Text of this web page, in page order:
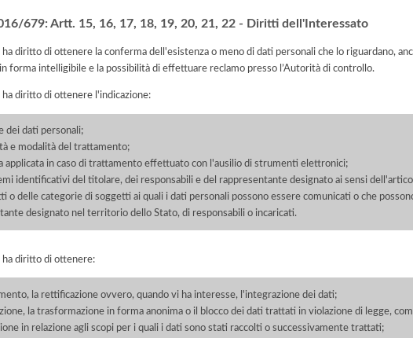
679: Artt. 15, 16, 17, 18, 19, 20, 21, 22 - Diritti dell'Interessato
diritto di ottenere la conferma dell'esistenza o meno di dati personali che lo riguardano,
forma intelligibile e la possibilità di effettuare reclamo presso l’Autorità di controllo.
diritto di ottenere l'indicazione:
dei dati personali;
e modalità del trattamento;
applicata in caso di trattamento effettuato con l'ausilio di strumenti elettronici;
identificativi del titolare, dei responsabili e del rappresentante designato ai sensi
o delle categorie di soggetti ai quali i dati personali possono essere comunicati o che
designato nel territorio dello Stato, di responsabili o incaricati.
diritto di ottenere:
la rettificazione ovvero, quando vi ha interesse, l'integrazione dei dati;
la trasformazione in forma anonima o il blocco dei dati trattati in violazione di legge,
in relazione agli scopi per i quali i dati sono stati raccolti o successivamente trattati;